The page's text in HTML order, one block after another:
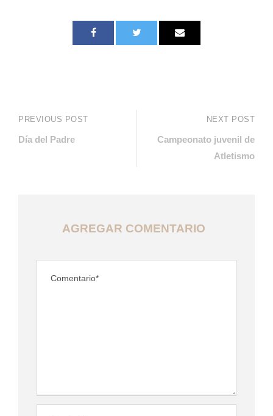
PREVIOUS POST
Día del Padre
NEXT POST
Campeonato juvenil de
Atletismo
AGREGAR COMENTARIO